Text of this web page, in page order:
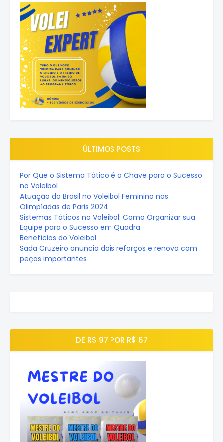
ÚLTIMOS POSTS
Por Que o Sistema Tático é a Chave para o Sucesso
no Voleibol
Atuação do Brasil no Voleibol Feminino nas
Olimpíadas de Paris 2024
Sistemas Táticos no Voleibol: Como Organizar sua
Equipe para o Sucesso em Quadra
Benefícios do Voleibol
Sada Cruzeiro anuncia dois reforços e renova com
peças importantes
DE R$ 97 POR R$ 67